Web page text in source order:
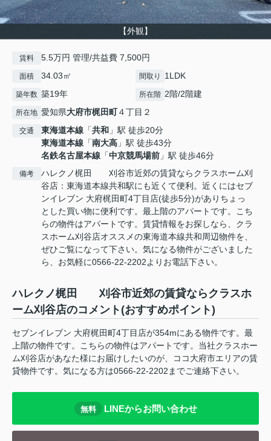
【外観】
賃料 5.5万円 管理/共益費 7,500円
面積 34.03㎡ 間取り 1LDK
築年数 築19年 所在階 2階/2階建
所在地 愛知県大府市梶田町４丁目２
交通 東海道本線 「共和 」駅 徒歩20分
東海道本線 「南大高 」駅 徒歩43分
名鉄名古屋本線 「中京競馬場前 」駅 徒歩46分
備考
ハレクノ梶田 刈谷市近郊の賃貸ならクラスホーム刈
谷店：東海道本線共和駅にも近くて便利。近くにはセブ
ンイレブン 大府梶田町4丁目店(徒歩5分)がありちょっ
とした買い物に便利です。最上階のアパートです。こち
らの物件はアパートです。賃貸情報をお探しなら、クラ
スホーム刈谷店オススメの東海道本線共和周辺物件を、
ぜひご覧になって下さい。気になる物件がございました
ら、お気軽に0566-22-2202よりお電話下さい。
ハレクノ梶田 刈谷市近郊の賃貸ならクラスホ
ーム刈谷店のコメント(おすすめポイント)
セブンイレブン 大府梶田町4丁目店が354mにある物件です。最
上階の物件です。こちらの物件はアパートです。当社クラスホー
ム刈谷店があなた様にお届けしたいのが、ココ大府市エリアの賃
貸物件です。気になる方は0566-22-2202までご連絡下さい。
無料 LINEからお問い合わせ